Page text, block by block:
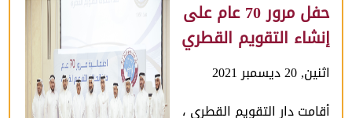
حفل مرور 70 عام على
إنشاء التقويم القطري
اثنين, 20 ديسمبر 2021
أقامت دار التقويم القطري ،